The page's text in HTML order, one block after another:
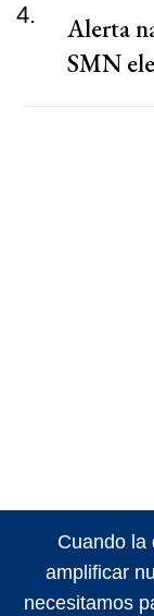
4.
Alerta
SMN
Cuando la
amplificar
necesitamos